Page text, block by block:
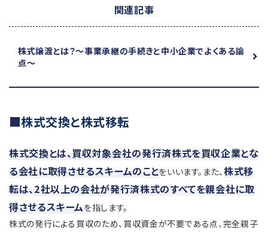
関連記事
株式譲渡とは？～事業承継の手続きと中小企業でよくある論
点～
株式交換と株式移転
株式交換とは、買収対象会社の発行済株式を買収企業とな
る会社に取得させるスキームのことをいいます。また、株式移
転は、2社以上の会社が発行済株式のすべてを親会社に取
得させるスキームを指します。
株式の発行による買収のため、買収資金が不要である点、完全親子